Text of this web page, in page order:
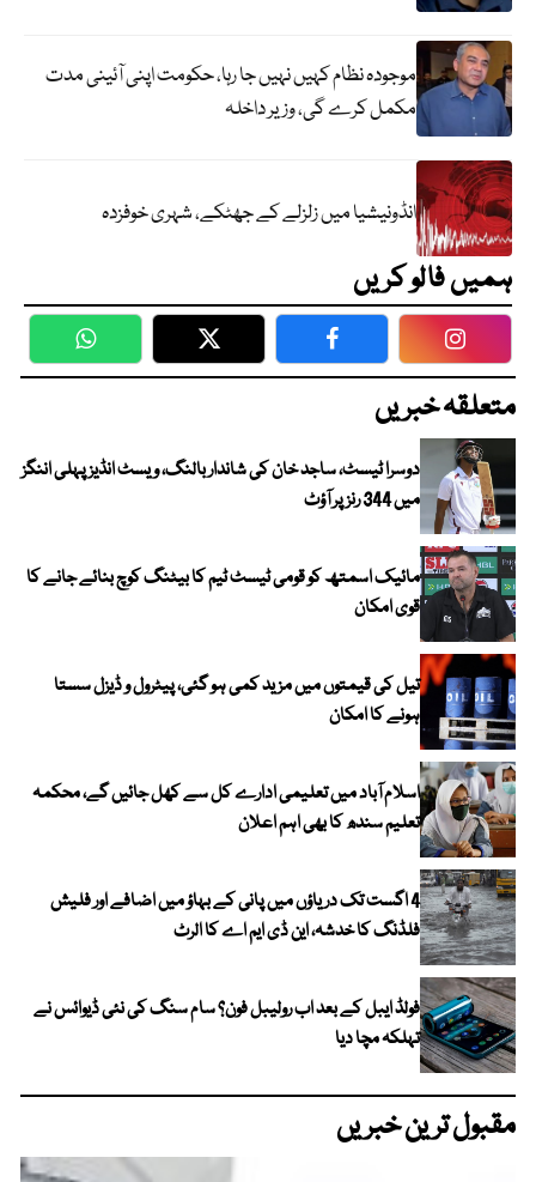
موجودہ نظام کہیں نہیں جا رہا، حکومت اپنی آئینی مدت
مکمل کرے گی، وزیر داخلہ
انڈونیشیا میں زلزلے کے جھٹکے، شہری خوفزدہ
ہمیں فالو کریں
WhatsApp Twitter Facebook
متعلقہ خبریں
دوسرا ٹیسٹ، ساجد خان کی شاندار بالنگ، ویسٹ انڈیز پہلی اننگز
میں 344 رنز پر آؤٹ
مائیک اسمتھ کو قومی ٹیسٹ ٹیم کا بیٹنگ کوچ بنائے جانے کا
قوی امکان
تیل کی قیمتوں میں مزید کمی ہو گئی، پیٹرول و ڈیزل سستا
ہونے کا امکان
اسلام آباد میں تعلیمی ادارے کل سے کھل جائیں گے، محکمہ
تعلیم سندھ کا بھی اہم اعلان
4 اگست تک دریاؤں میں پانی کے بہاؤ میں اضافے اور فلیش
فلڈنگ کا خدشہ، این ڈی ایم اے کا الرٹ
فولڈ ایبل کے بعد اب رولیبل فون؟ سام سنگ کی نئی ڈیوائس نے
تہلکہ مچا دیا
مقبول ترین خبریں